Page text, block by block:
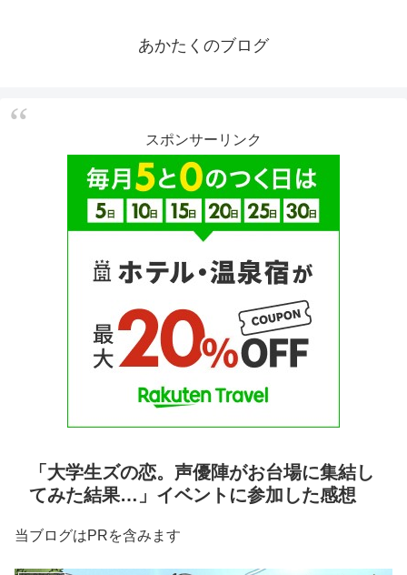
あかたくのブログ
スポンサーリンク
「大学生ズの恋。声優陣がお台場に集結し
てみた結果…」イベントに参加した感想
当ブログはPRを含みます